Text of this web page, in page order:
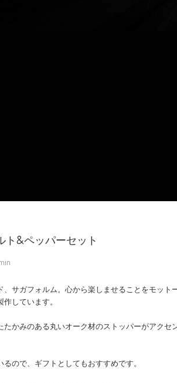
&ペッパーセット
、サガフォルム。心から楽しませることをモット
しています。
たかみのある丸いオーク材のストッパーがアクセ
ので、ギフトとしてもおすすめです。